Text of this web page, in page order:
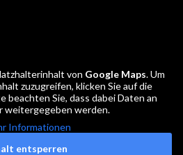
von Google Maps. Um
zuzugreifen, klicken Sie auf die
beachten Sie, dass dabei Daten an
weitergegeben werden.
Informationen
entsperren